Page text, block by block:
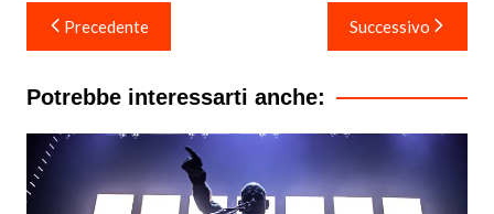
Navigazione
articoli
Precedente Successivo
Potrebbe interessarti anche: